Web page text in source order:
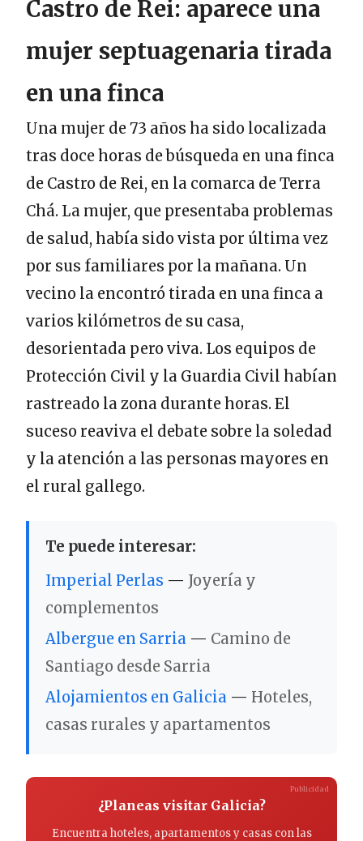
Castro de Rei: aparece una
mujer septuagenaria tirada
en una finca
Una mujer de 73 años ha sido localizada
tras doce horas de búsqueda en una finca
de Castro de Rei, en la comarca de Terra
Chá. La mujer, que presentaba problemas
de salud, había sido vista por última vez
por sus familiares por la mañana. Un
vecino la encontró tirada en una finca a
varios kilómetros de su casa,
desorientada pero viva. Los equipos de
Protección Civil y la Guardia Civil habían
rastreado la zona durante horas. El
suceso reaviva el debate sobre la soledad
y la atención a las personas mayores en
el rural gallego.
Te puede interesar:
Imperial Perlas — Joyería y
complementos
Albergue en Sarria — Camino de
Santiago desde Sarria
Alojamientos en Galicia — Hoteles,
casas rurales y apartamentos
¿Planeas visitar Galicia?
Encuentra hoteles, apartamentos y casas con las
Publicidad